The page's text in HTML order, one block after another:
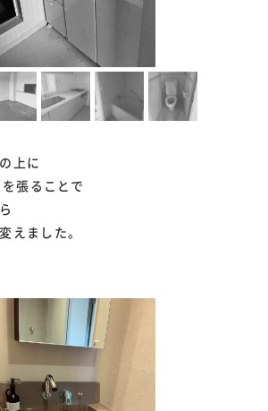
上に
張ることで
えました。